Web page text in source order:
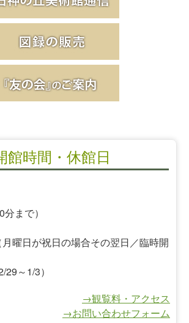
館時間・休館日
まで）
月曜日が祝日の場合その翌日／臨時開
29～1/3）
→観覧料・アクセス
→お問い合わせフォーム